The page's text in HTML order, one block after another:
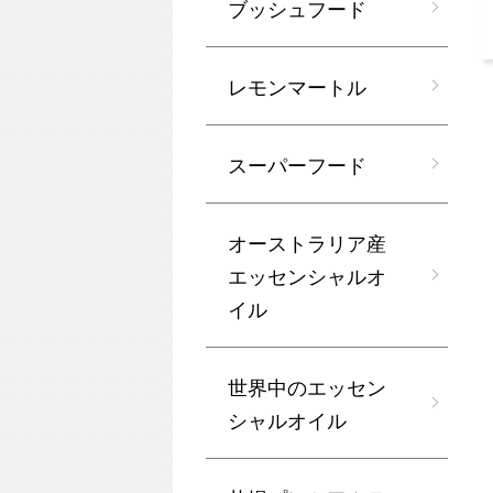
ブッシュフード
レモンマートル
スーパーフード
オーストラリア産
エッセンシャルオ
イル
世界中のエッセン
シャルオイル